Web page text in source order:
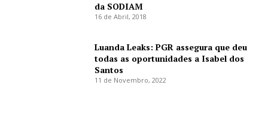
da SODIAM
16 de Abril, 2018
Luanda Leaks: PGR assegura que deu
todas as oportunidades a Isabel dos
Santos
11 de Novembro, 2022